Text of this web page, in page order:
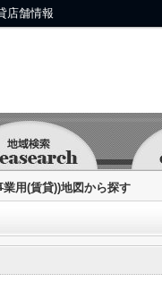
店舗情報
業用(賃貸))地図から探す